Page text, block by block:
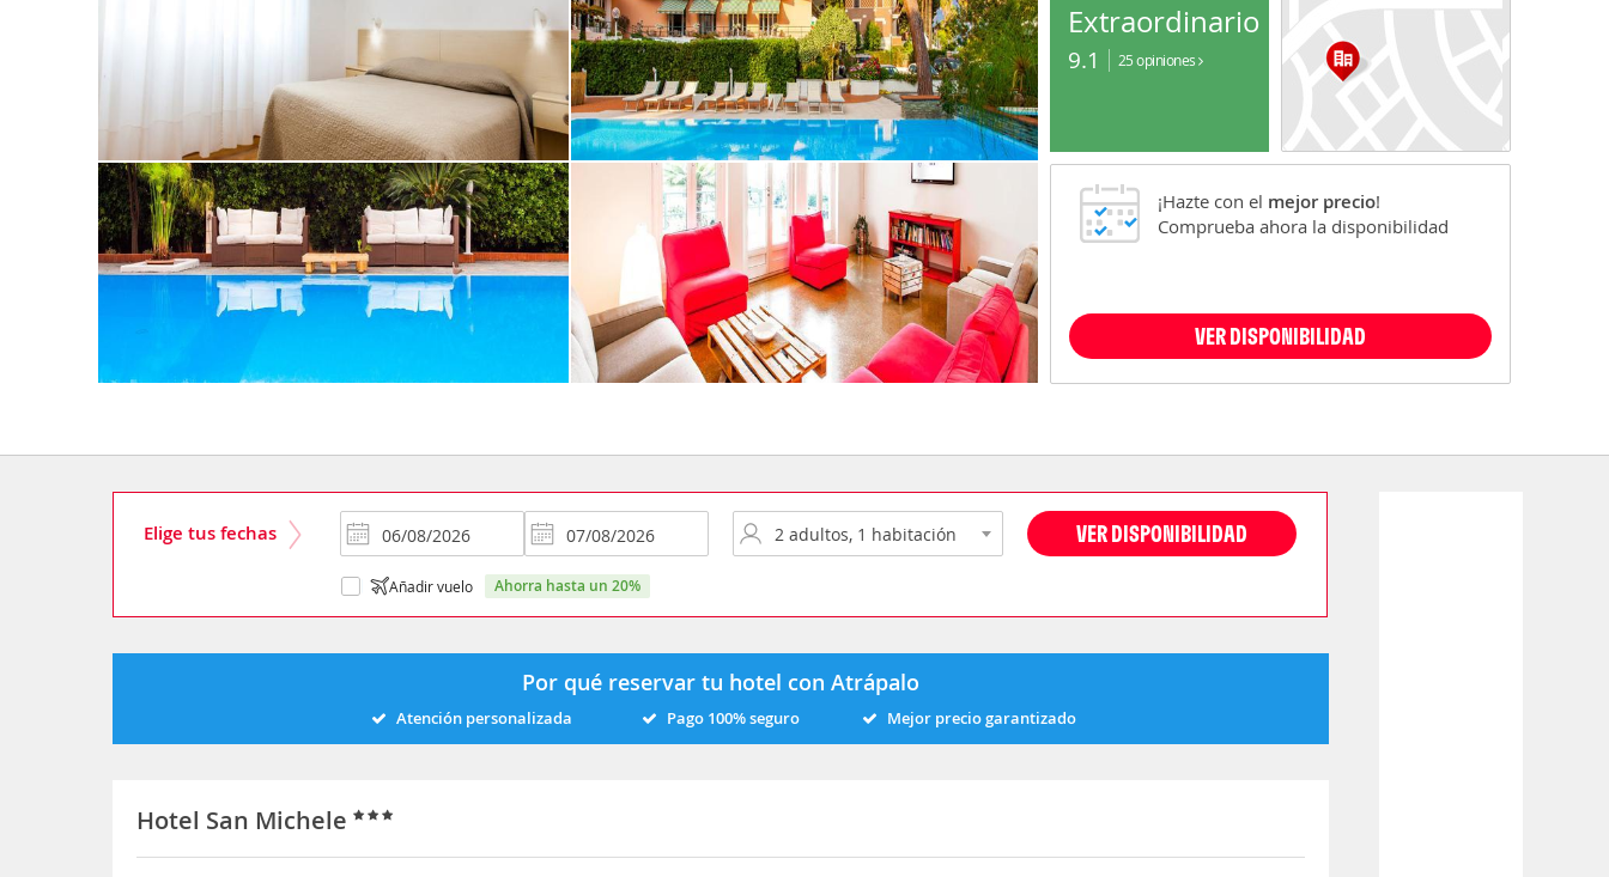
Extraordinario
9.1 25 opiniones
¡Hazte con el mejor precio!
Comprueba ahora la disponibilidad
VER DISPONIBILIDAD
Elige tus fechas VER DISPONIBILIDAD
Añadir vuelo ahorra hasta un 20%
Por qué reservar tu hotel con Atrápalo
Atención personalizada Pago 100% seguro Mejor precio garantizado
Hotel San Michele